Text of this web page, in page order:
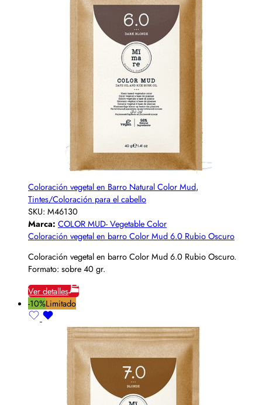
Coloración vegetal en Barro Natural Color Mud,
Tintes/Coloración para el cabello
SKU: M46130
Marca: COLOR MUD- Vegetable Color
Coloración vegetal en barro Color Mud 6.0 Rubio Oscuro
Coloración vegetal en barro Color Mud 6.0 Rubio Oscuro.
Formato: sobre 40 gr.
Ver detalles
-10%Limitado